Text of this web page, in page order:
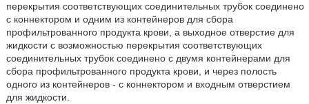
перекрытия соответствующих соединительных трубок соединено
с коннектором и одним из контейнеров для сбора
профильтрованного продукта крови, а выходное отверстие для
жидкости с возможностью перекрытия соответствующих
соединительных трубок соединено с двумя контейнерами для
сбора профильтрованного продукта крови, и через полость
одного из контейнеров - с коннектором и входным отверстием
для жидкости.